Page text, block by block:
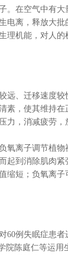
。在空气中有大
电离，释放大批
理机能，对人的
远、迁移速度较
素，使其维持在
力，消减疲劳，
氧离子调节植物
起到消除肌肉紧
缩短；负氧离子
60例失眠症患者
院陈庭仁等运用